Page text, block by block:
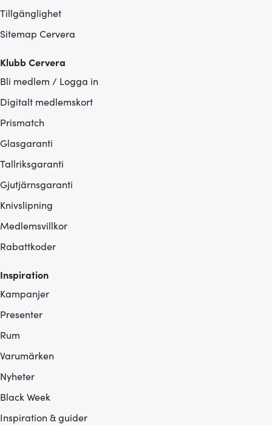
Tillgänglighet
Sitemap Cervera
Klubb Cervera
Bli medlem / Logga in
Digitalt medlemskort
Prismatch
Glasgaranti
Tallriksgaranti
Gjutjärnsgaranti
Knivslipning
Medlemsvillkor
Rabattkoder
Inspiration
Kampanjer
Presenter
Rum
Varumärken
Nyheter
Black Week
Inspiration & guider